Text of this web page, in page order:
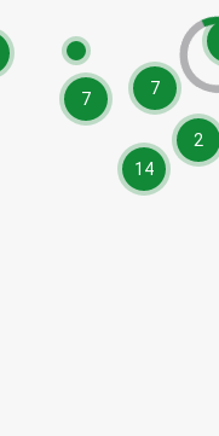
14
7
7
2